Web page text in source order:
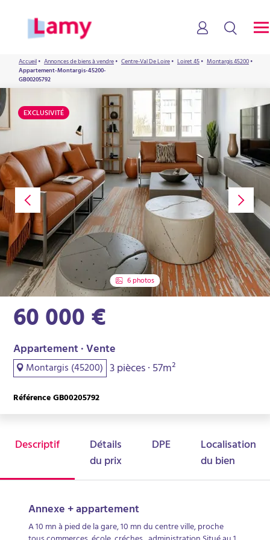
Accueil• Annonces de biens à vendre• Centre-Val De Loire• Loiret 45• Montargis 45200•
Appartement-Montargis-45200-
GB00205792
EXCLUSIVITÉ
6 photos
Appartement · Vente
Montargis (45200) 3 pièces · 57m²
60 000 €
Référence GB00205792
Descriptif Détails
du prix
DPE Localisation
du bien
Annexe + appartement
A 10 mn à pied de la gare, 10 mn du centre ville, proche